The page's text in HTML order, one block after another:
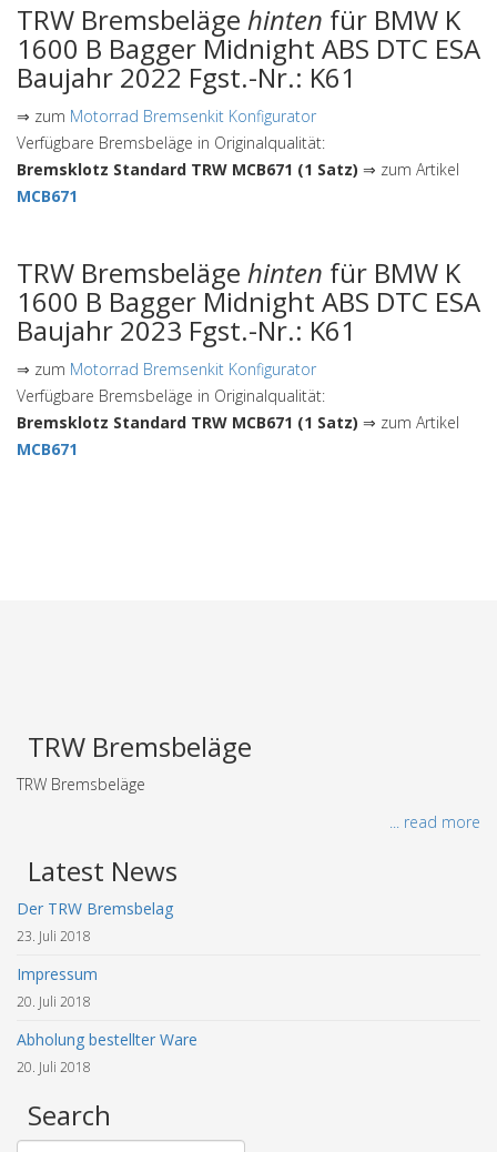
TRW Bremsbeläge hinten für BMW K
1600 B Bagger Midnight ABS DTC ESA
Baujahr 2022 Fgst.-Nr.: K61
⇒ zum Motorrad Bremsenkit Konfigurator
Verfügbare Bremsbeläge in Originalqualität:
Bremsklotz Standard TRW MCB671 (1 Satz) ⇒ zum Artikel
MCB671
TRW Bremsbeläge hinten für BMW K
1600 B Bagger Midnight ABS DTC ESA
Baujahr 2023 Fgst.-Nr.: K61
⇒ zum Motorrad Bremsenkit Konfigurator
Verfügbare Bremsbeläge in Originalqualität:
Bremsklotz Standard TRW MCB671 (1 Satz) ⇒ zum Artikel
MCB671
TRW Bremsbeläge
TRW Bremsbeläge
... read more
Latest News
Der TRW Bremsbelag
23. Juli 2018
Impressum
20. Juli 2018
Abholung bestellter Ware
20. Juli 2018
Search